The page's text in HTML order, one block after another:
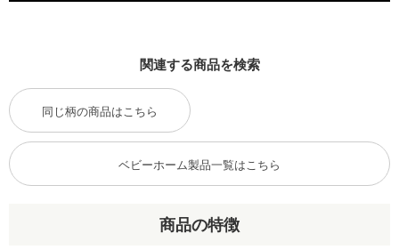
商品の特徴
関連する商品を検索
同じ柄の商品はこちら
ベビーホーム製品一覧はこちら